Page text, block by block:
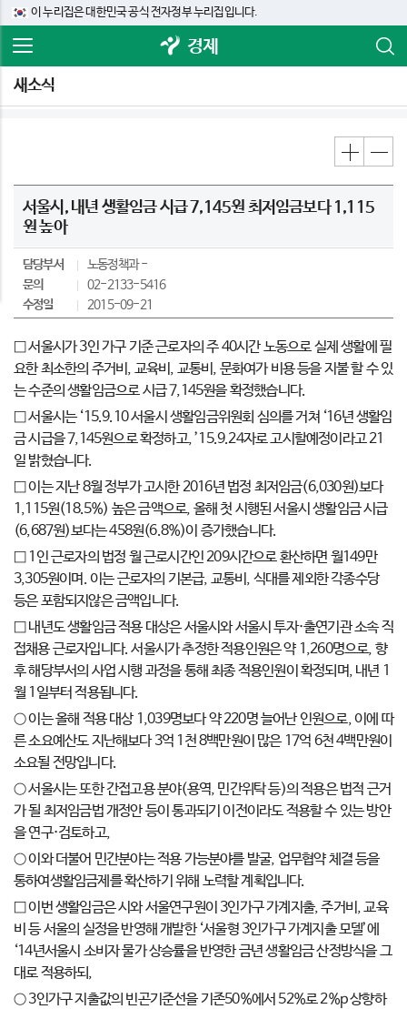
이 누리집은 대한민국 공식 전자정부 누리집입니다.
경제
새소식
서울시, 내년 생활임금 시급 7,145원 최저임금보다 1,115
원 높아
담당부서
노동정책과
문의
02-2133-5416
수정일
2015-09-21
□ 서울시가 3인 가구 기준 근로자의 주 40시간 노동으로 실제 생활에 필
요한 최소한의 주거비, 교육비, 교통비, 문화여가 비용 등을 지불 할 수 있
는 수준의 생활임금으로 시급 7,145원을 확정했습니다.
□ 서울시는 ‘15.9.10 서울시 생활임금위원회 심의를 거쳐 ‘16년 생활임
금 시급을 7,145원으로 확정하고, ’15.9.24자로 고시할예정이라고 21
일 밝혔습니다.
□ 이는 지난 8월 정부가 고시한 2016년 법정 최저임금(6,030원)보다
1,115원(18.5%) 높은 금액으로, 올해 첫 시행된 서울시 생활임금 시급
(6,687원)보다는 458원(6.8%)이 증가했습니다.
□ 1인 근로자의 법정 월 근로시간인 209시간으로 환산하면 월149만
3,305원이며. 이는 근로자의 기본급, 교통비, 식대를 제외한 각종수당
등은 포함되지않은 금액입니다.
□ 내년도 생활임금 적용 대상은 서울시와 서울시 투자·출연기관 소속 직
접채용 근로자입니다. 서울시가 추정한 적용인원은 약 1,260명으로, 향
후 해당부서의 사업 시행 과정을 통해 최종 적용인원이 확정되며, 내년 1
월 1일부터 적용됩니다.
○ 이는 올해 적용 대상 1,039명보다 약 220명 늘어난 인원으로, 이에 따
른 소요예산도 지난해보다 3억 1천 8백만원이 많은 17억 6천 4백만원이
소요될 전망입니다.
○ 서울시는 또한 간접고용 분야(용역, 민간위탁 등)의 적용은 법적 근거
가 될 최저임금법 개정안 등이 통과되기 이전이라도 적용할 수 있는 방안
을 연구·검토하고,
○ 이와 더불어 민간분야는 적용 가능분야를 발굴, 업무협약 체결 등을
통하여생활임금제를 확산하기 위해 노력할 계획입니다.
□ 이번 생활임금은 시와 서울연구원이 3인가구 가계지출, 주거비, 교육
비 등 서울의 실정을 반영해 개발한 ‘서울형 3인가구 가계지출 모델’에
‘14년서울시 소비자 물가 상승률을 반영한 금년 생활임금 산정방식을 그
대로 적용하되,
○ 3인가구 지출값의 빈곤기준선을 기존50%에서 52%로 2%p 상향하